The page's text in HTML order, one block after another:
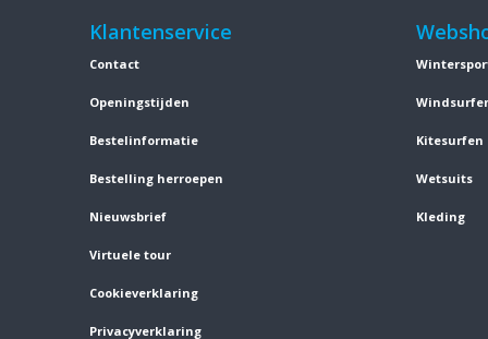
Klantenservice
Contact
Openingstijden
Bestelinformatie
Bestelling herroepen
Nieuwsbrief
Virtuele tour
Cookieverklaring
Privacyverklaring
Kitesurfen
Wetsuits
Kleding